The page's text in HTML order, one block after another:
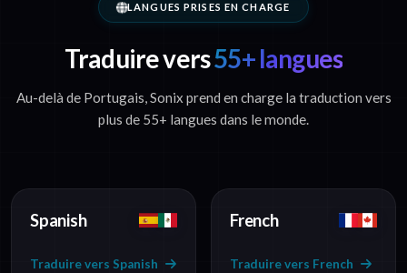
LANGUES PRISES EN CHARGE
Traduire vers55+ langues
Au-delà de Portugais, Sonix prend en charge la traduction vers
plus de 55+ langues dans le monde.
Spanish
Traduire vers Spanish
French
Traduire vers French